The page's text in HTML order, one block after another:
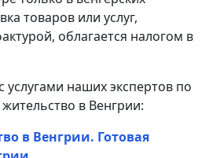
товаров или услуг,
облагается налогом в
услугами наших экспертов по
в Венгрии:
в Венгрии. Готовая